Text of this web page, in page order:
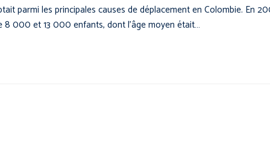
parmi les principales causes de déplacement en Colombie. En
000 et 13 000 enfants, dont l’âge moyen était…